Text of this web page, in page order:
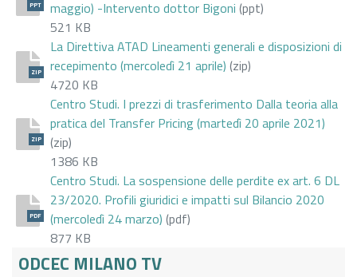
PPT
maggio) -Intervento dottor Bigoni (ppt)
521 KB
ZIP
La Direttiva ATAD Lineamenti generali e disposizioni di
recepimento (mercoledì 21 aprile) (zip)
4720 KB
ZIP
Centro Studi. I prezzi di trasferimento Dalla teoria alla
pratica del Transfer Pricing (martedì 20 aprile 2021)
(zip)
1386 KB
PDF
Centro Studi. La sospensione delle perdite ex art. 6 DL
23/2020. Profili giuridici e impatti sul Bilancio 2020
(mercoledì 24 marzo) (pdf)
877 KB
ODCEC MILANO TV